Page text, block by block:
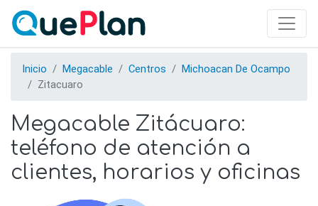
Inicio Megacable Centros
Michoacan De Ocampo
Zitacuaro
Megacable Zitácuaro:
teléfono de atención a
clientes, horarios y oficinas